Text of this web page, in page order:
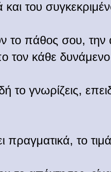
του
το πάθος σου,
τον κάθε δυνάμενο
το γνωρίζεις,
πραγματικά, το